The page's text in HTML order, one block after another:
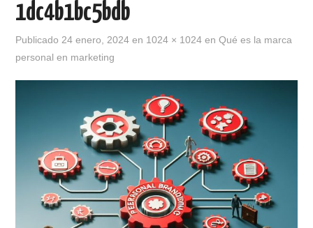
1dc4b1bc5bdb
Publicado 24 enero, 2024 en 1024 × 1024 enQué es la marca
personal en marketing